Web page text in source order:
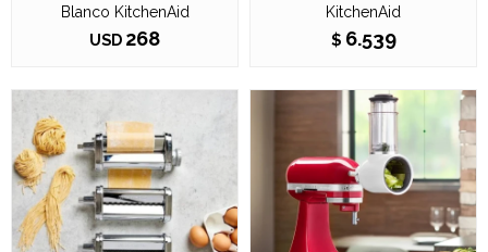
Blanco KitchenAid
USD 268
KitchenAid
$ 6.539